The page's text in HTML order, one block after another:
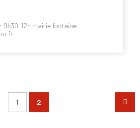
9h30-12h mairie.fontaine-
1 2